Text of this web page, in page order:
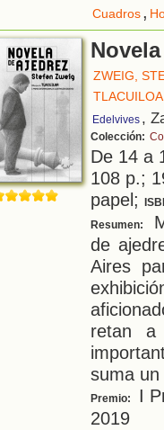
Cuadros,
ZWEIG,
TLACUILOA
Edelvives ,
Colección:
De 14 a
108 p.;
papel;
Resumen:
de
Aires
retan
suma
Premio:
I
2019